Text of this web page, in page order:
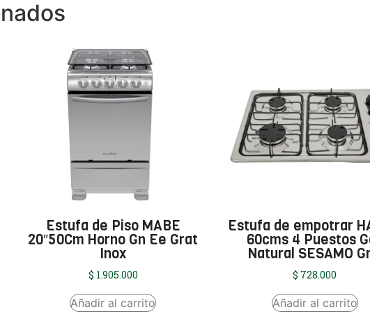
Estufa de Piso MABE
20″50Cm Horno Gn Ee Grat
Inox
$ 1.905.000
Añadir al carrito
Estufa de empotrar
60cms 4 Puestos
Natural SESAMO
$ 728.000
Añadir al carrito